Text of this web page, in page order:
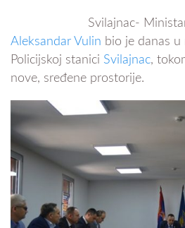
Svilajnac-
Aleksandar Vulin bio je danas
Policijskoj stanici Svilajnac,
nove, sređene prostorije.